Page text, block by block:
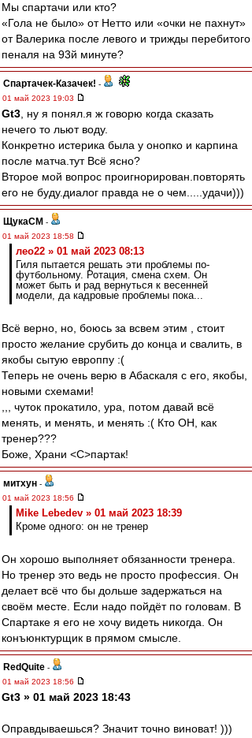
Мы спартачи или кто?
«Гола не было» от Нетто или «очки не пахнут»
от Валерика после левого и трижды перебитого
пеналя на 93й минуте?
Спартачек-Казачек! -
01 май 2023 19:03
Gt3 , ну я понял.я ж говорю когда сказать
нечего то льют воду.
Конкретно истерика была у онопко и карпина
после матча.тут Всё ясно?
Второе мой вопрос проигнорирован.повторять
его не буду.диалог правда не о чем.....удачи)))
ЩукаСМ -
01 май 2023 18:58
лео22 » 01 май 2023 08:13
Гиля пытается решать эти проблемы по-
футбольному. Ротация, смена схем. Он
может быть и рад вернуться к весенней
модели, да кадровые проблемы пока...
Всё верно, но, боюсь за всвем этим , стоит
просто желание срубить до конца и свалить, в
якобы сытую европпу :(
Теперь не очень верю в Абаскаля с его, якобы,
новыми схемами!
,,, чуток прокатило, ура, потом давай всё
менять, и менять, и менять :( Кто ОН, как
тренер???
Боже, Храни <C>партак!
митхун -
01 май 2023 18:56
Mike Lebedev » 01 май 2023 18:39
Кроме одного: он не тренер
Он хорошо выполняет обязанности тренера.
Но тренер это ведь не просто профессия. Он
делает всё что бы дольше задержаться на
своём месте. Если надо пойдёт по головам. В
Спартаке я его не хочу видеть никогда. Он
конъюнктурщик в прямом смысле.
RedQuite -
01 май 2023 18:56
Gt3 » 01 май 2023 18:43
Оправдываешься? Значит точно виноват! )))